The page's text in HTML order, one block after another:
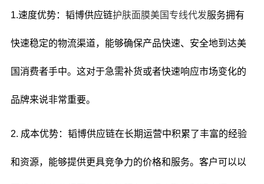
1.速度优势：韬博供应链护肤面膜美国专线代发服务拥有
快速稳定的物流渠道，能够确保产品快速、安全地到达美
国消费者手中。这对于急需补货或者快速响应市场变化的
品牌来说非常重要。
2. 成本优势：韬博供应链在长期运营中积累了丰富的经验
和资源，能够提供更具竞争力的价格和服务。客户可以以